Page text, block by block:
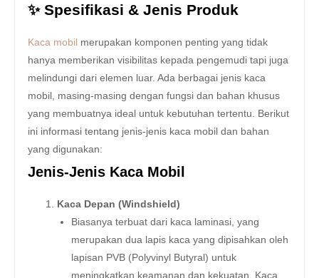
✨ Spesifikasi & Jenis Produk
Kaca mobil merupakan komponen penting yang tidak
hanya memberikan visibilitas kepada pengemudi tapi juga
melindungi dari elemen luar. Ada berbagai jenis kaca
mobil, masing-masing dengan fungsi dan bahan khusus
yang membuatnya ideal untuk kebutuhan tertentu. Berikut
ini informasi tentang jenis-jenis kaca mobil dan bahan
yang digunakan:
Jenis-Jenis Kaca Mobil
Kaca Depan (Windshield)
Biasanya terbuat dari kaca laminasi, yang
merupakan dua lapis kaca yang dipisahkan oleh
lapisan PVB (Polyvinyl Butyral) untuk
meningkatkan keamanan dan kekuatan. Kaca